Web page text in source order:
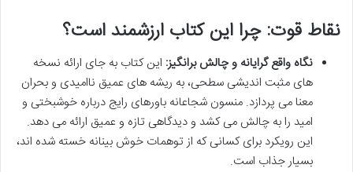
نقاط قوت: چرا این کتاب ارزشمند است؟
نگاه واقع گرایانه و چالش برانگیز: این کتاب به جای ارائه نسخه
های مثبت اندیشی سطحی، به ریشه های عمیق ناامیدی و بحران
معنا می پردازد. منسون شجاعانه باورهای رایج درباره خوشبختی و
امید را به چالش می کشد و دیدگاهی تازه و عمیق ارائه می دهد.
این رویکرد برای کسانی که از توهمات خوش بینانه خسته شده اند،
بسیار جذاب است.